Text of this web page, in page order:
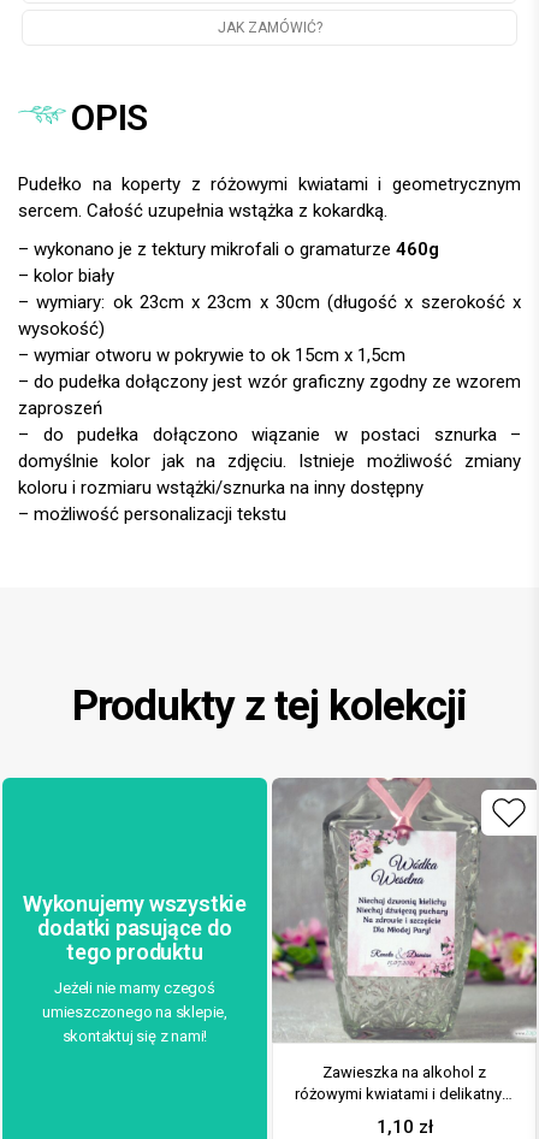
JAK ZAMÓWIĆ?
OPIS
Pudełko na koperty z różowymi kwiatami i geometrycznym
sercem. Całość uzupełnia wstążka z kokardką.
– wykonano je z tektury mikrofali o gramaturze 460g
– kolor biały
– wymiary: ok 23cm x 23cm x 30cm (długość x szerokość x
wysokość)
– wymiar otworu w pokrywie to ok 15cm x 1,5cm
– do pudełka dołączony jest wzór graficzny zgodny ze wzorem
zaproszeń
– do pudełka dołączono wiązanie w postaci sznurka –
domyślnie kolor jak na zdjęciu. Istnieje możliwość zmiany
koloru i rozmiaru wstążki/sznurka na inny dostępny
– możliwość personalizacji tekstu
Produkty z tej kolekcji
Wykonujemy wszystkie
dodatki pasujące do
tego produktu
Jeżeli nie mamy czegoś
umieszczonego na sklepie,
skontaktuj się z nami!
Zawieszka na alkohol z
różowymi kwiatami i delikatnym
tłem. ZAW-41-23
1,10 zł